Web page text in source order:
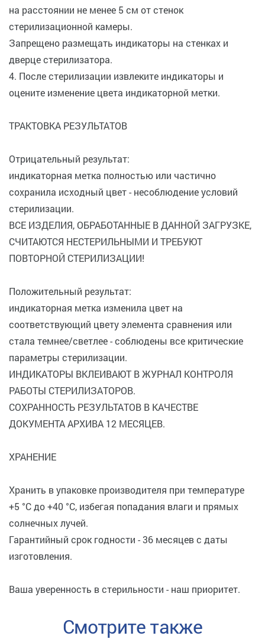
на расстоянии не менее 5 см от стенок
стерилизационной камеры.
Запрещено размещать индикаторы на стенках и
дверце стерилизатора.
4. После стерилизации извлеките индикаторы и
оцените изменение цвета индикаторной метки.
ТРАКТОВКА РЕЗУЛЬТАТОВ
Отрицательный результат:
индикаторная метка полностью или частично
сохранила исходный цвет - несоблюдение условий
стерилизации.
ВСЕ ИЗДЕЛИЯ, ОБРАБОТАННЫЕ В ДАННОЙ ЗАГРУЗКЕ,
СЧИТАЮТСЯ НЕСТЕРИЛЬНЫМИ И ТРЕБУЮТ
ПОВТОРНОЙ СТЕРИЛИЗАЦИИ!
Положительный результат:
индикаторная метка изменила цвет на
соответствующий цвету элемента сравнения или
стала темнее/светлее - соблюдены все критические
параметры стерилизации.
ИНДИКАТОРЫ ВКЛЕИВАЮТ В ЖУРНАЛ КОНТРОЛЯ
РАБОТЫ СТЕРИЛИЗАТОРОВ.
СОХРАННОСТЬ РЕЗУЛЬТАТОВ В КАЧЕСТВЕ
ДОКУМЕНТА АРХИВА 12 МЕСЯЦЕВ.
ХРАНЕНИЕ
Хранить в упаковке производителя при температуре
+5 °C до +40 °C, избегая попадания влаги и прямых
солнечных лучей.
Гарантийный срок годности - 36 месяцев с даты
изготовления.
Ваша уверенность в стерильности - наш приоритет.
Смотрите также